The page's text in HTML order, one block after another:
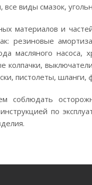
все виды смазок,
материалов и
резиновые
масляного насоса,
колпачки,
пистолеты,
соблюдать
по